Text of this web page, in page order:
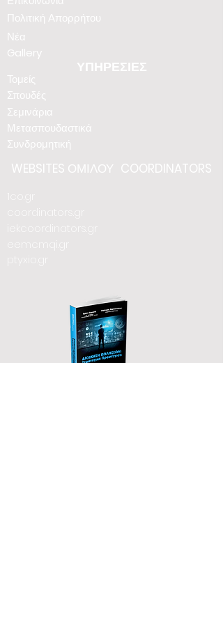
ΥΠΗΡΕΣΙΕΣ
WEBSITES ΟΜΙΛΟΥ COORDINATORS
Πολιτική Απορρήτου
Νέα
Gallery
Τομείς
Σπουδές
Σεμινάρια
Μετασπουδαστικά
Συνδρομητική
eemcmqi.gr